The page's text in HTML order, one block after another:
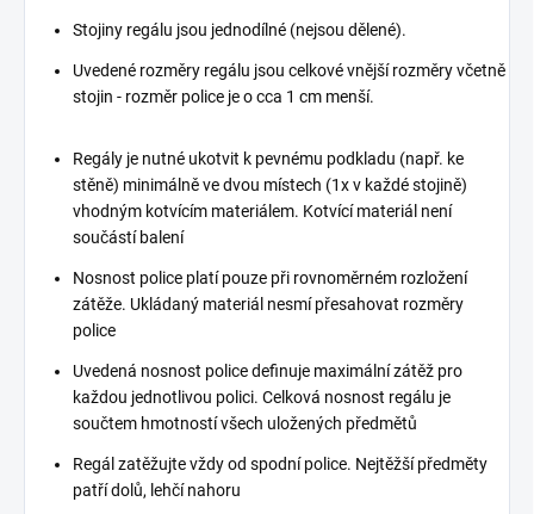
Stojiny regálu jsou jednodílné (nejsou dělené).
Uvedené rozměry regálu jsou celkové vnější rozměry včetně
stojin - rozměr police je o cca 1 cm menší.
Regály je nutné ukotvit k pevnému podkladu (např. ke
stěně) minimálně ve dvou místech (1x v každé stojině)
vhodným kotvícím materiálem. Kotvící materiál není
součástí balení
Nosnost police platí pouze při rovnoměrném rozložení
zátěže. Ukládaný materiál nesmí přesahovat rozměry
police
Uvedená nosnost police definuje maximální zátěž pro
každou jednotlivou polici. Celková nosnost regálu je
součtem hmotností všech uložených předmětů
Regál zatěžujte vždy od spodní police. Nejtěžší předměty
patří dolů, lehčí nahoru